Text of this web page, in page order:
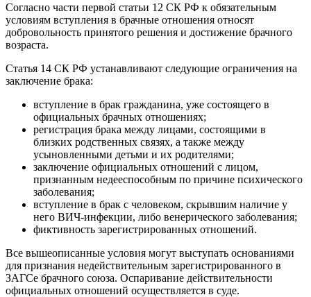
Согласно части первой статьи 12 СК РФ к обязательным
условиям вступления в брачные отношения относят
добровольность принятого решения и достижение брачного
возраста.
Статья 14 СК РФ устанавливают следующие ограничения на
заключение брака:
вступление в брак гражданина, уже состоящего в
официальных брачных отношениях;
регистрация брака между лицами, состоящими в
близких родственных связях, а также между
усыновленными детьми и их родителями;
заключение официальных отношений с лицом,
признанным недееспособным по причине психического
заболевания;
вступление в брак с человеком, скрывшим наличие у
него ВИЧ-инфекции, либо венерического заболевания;
фиктивность зарегистрированных отношений.
Все вышеописанные условия могут выступать основаниями
для признания недействительным зарегистрированного в
ЗАГСе брачного союза. Оспаривание действительности
официальных отношений осуществляется в суде.